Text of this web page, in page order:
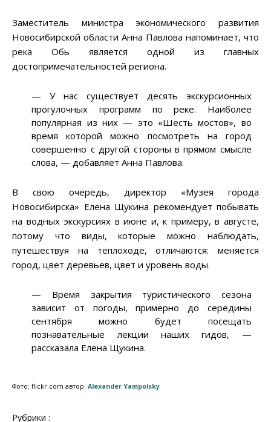
Заместитель министра экономического развития
Новосибирской области Анна Павлова напоминает, что
река Обь является одной из главных
достопримечательностей региона.
— У нас существует десять экскурсионных
прогулочных программ по реке. Наиболее
популярная из них — это «Шесть мостов», во
время которой можно посмотреть на город
совершенно с другой стороны в прямом смысле
слова, — добавляет Анна Павлова.
В свою очередь, директор «Музея города
Новосибирска» Елена Щукина рекомендует побывать
на водных экскурсиях в июне и, к примеру, в августе,
потому что виды, которые можно наблюдать,
путешествуя на теплоходе, отличаются: меняется
город, цвет деревьев, цвет и уровень воды.
— Время закрытия туристического сезона
зависит от погоды, примерно до середины
сентября можно будет посещать
познавательные лекции наших гидов, —
рассказала Елена Щукина.
Фото: flickr.com автор: Alexander Yampolsky
Рубрики :